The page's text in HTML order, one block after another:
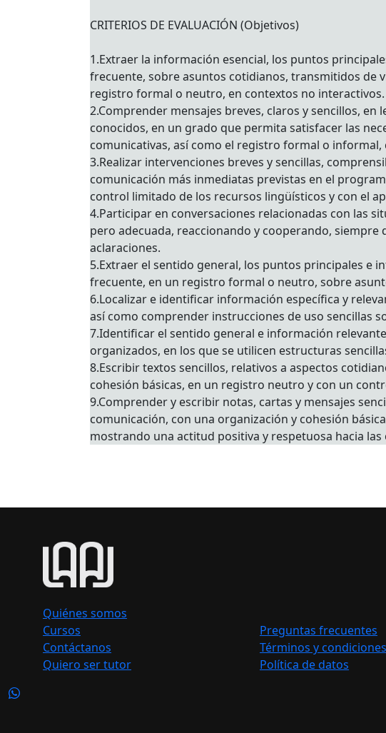
CRITERIOS DE EVALUACIÓN (Objetivos)
1.Extraer la información esencial, los puntos
frecuente, sobre asuntos cotidianos, transmitidos de
registro formal o neutro, en contextos no interactivos.
2.Comprender mensajes breves, claros y sencillos,
conocidos, en un grado que permita satisfacer las
comunicativas, así como el registro formal o
3.Realizar intervenciones breves y sencillas,
comunicación más inmediatas previstas en el
control limitado de los recursos lingüísticos y con el
4.Participar en conversaciones relacionadas con las
pero adecuada, reaccionando y cooperando,
aclaraciones.
5.Extraer el sentido general, los puntos principales e
frecuente, en un registro formal o neutro, sobre
6.Localizar e identificar información específica y
así como comprender instrucciones de uso sencillas
7.Identificar el sentido general e información
organizados, en los que se utilicen estructuras
8.Escribir textos sencillos, relativos a aspectos
cohesión básicas, en un registro neutro y con un
9.Comprender y escribir notas, cartas y mensajes
comunicación, con una organización y cohesión
mostrando una actitud positiva y respetuosa hacia
Quiénes somos
Cursos
Contáctanos
Quiero ser tutor
Preguntas frecuentes
Términos y condiciones
Política de datos